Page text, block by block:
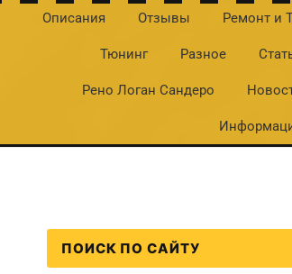
Описания Отзывы Ремонт и
Тюнинг Разное
Рено Логан Сандеро
ПОИСК ПО САЙТУ